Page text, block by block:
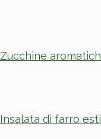
Zucchine
Insalata di farro